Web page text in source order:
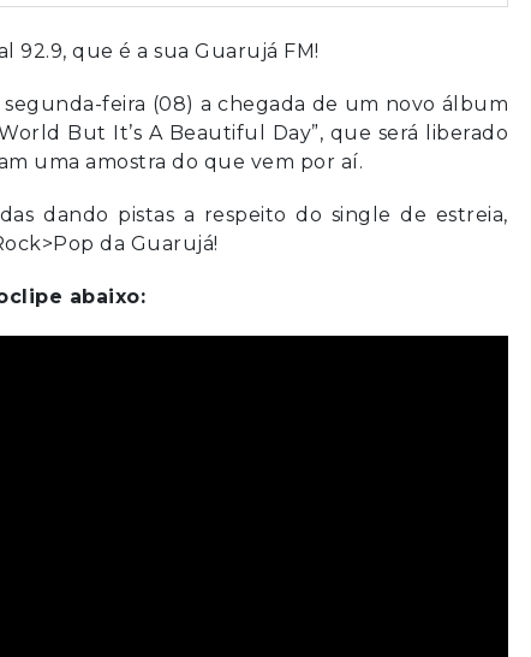
92.9, que é a sua Guarujá FM!
feira (08) a chegada de um novo álbum
But It’s A Beautiful Day”, que será liberado
uma amostra do que vem por aí.
dando pistas a respeito do single de estreia,
da Guarujá!
abaixo: